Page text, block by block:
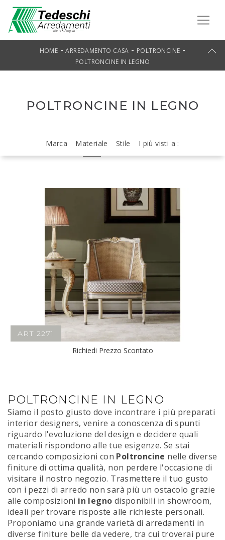
HOME -ARREDAMENTO CASA - POLTRONCINE -
POLTRONCINE IN LEGNO
POLTRONCINE IN LEGNO
Marca Materiale Stile I più visti a :
ART 2271
Richiedi Prezzo Scontato
POLTRONCINE IN LEGNO
Siamo il posto giusto dove incontrare i più preparati
interior designers, venire a conoscenza di spunti
riguardo l'evoluzione del design e decidere quali
materiali rispondono alle tue esigenze. Se stai
cercando composizioni con Poltroncine nelle diverse
finiture di ottima qualità, non perdere l'occasione di
visitare il nostro negozio. Trasmettere il tuo gusto
con i pezzi di arredo non sarà più un ostacolo grazie
alle composizioni in legno disponibili in showroom,
ideali per trovare risposte alle richieste personali.
Proponiamo una grande varietà di arredamenti in
diverse finiture belle da vedere, tra cui troverai pure